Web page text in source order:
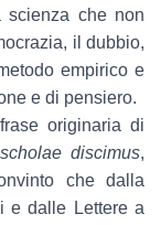
scienza che non
il dubbio,
empirico e
e di pensiero.
originaria di
discimus,
che dalla
e dalle Lettere a